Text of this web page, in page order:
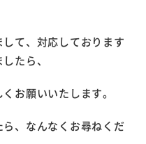
て、対応しております
たら、
お願いいたします。
、なんなくお尋ねくだ